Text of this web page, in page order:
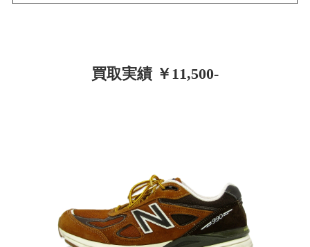
買取実績 ￥11,500-